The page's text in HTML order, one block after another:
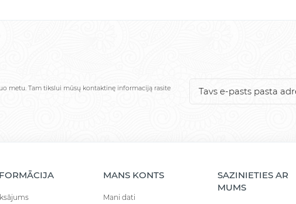
metu. Tam tikslui mūsų kontaktinę informaciją rasite
MANS KONTS
Mani dati
SAZINIETIES AR
MUMS